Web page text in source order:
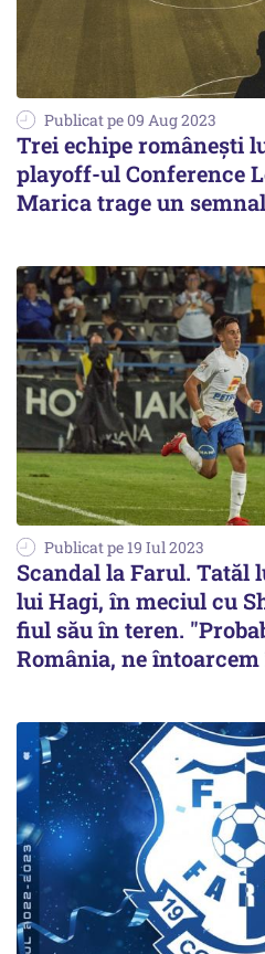
Publicat pe 09 Aug 2023
Trei echipe româneşti
playoff-ul Conference
Marica trage un
Publicat pe 19 Iul 2023
Scandal la Farul. Tatăl
lui Hagi, în meciul cu
fiul său în teren.
România, ne întoarcem